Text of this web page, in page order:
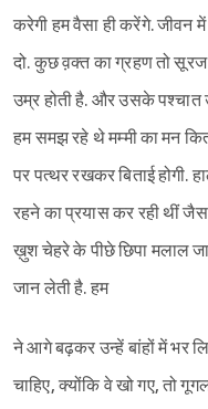
करेगी हम वैसा ही करेंगे. जीवन
दो. कुछ व़क्त का ग्रहण तो
उम्र होती है. और उसके पश्‍चात
हम समझ रहे थे मम्मी का मन
पर पत्थर रखकर बिताई होगी.
रहने का प्रयास कर रही थीं
ख़ुश चेहरे के पीछे छिपा मलाल
जान लेती है. हम
ने आगे बढ़कर उन्हें बांहों में भर
चाहिए, क्योंकि वे खो गए, तो